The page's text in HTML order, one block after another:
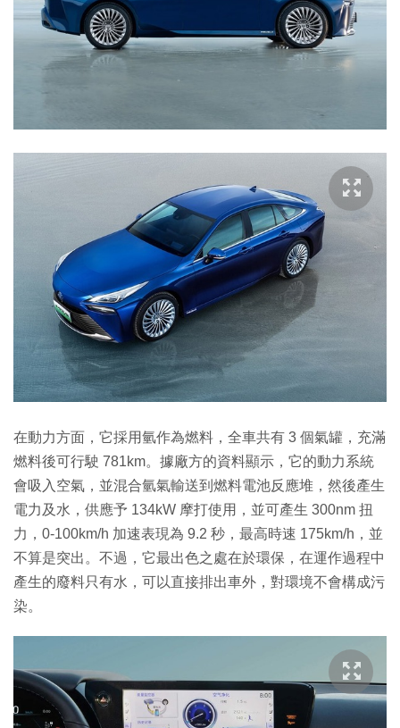
在動力方面，它採用氫作為燃料，全車共有 3 個氣罐，充滿
燃料後可行駛 781km。據廠方的資料顯示，它的動力系統
會吸入空氣，並混合氫氣輸送到燃料電池反應堆，然後產生
電力及水，供應予 134kW 摩打使用，並可產生 300nm 扭
力，0-100km/h 加速表現為 9.2 秒，最高時速 175km/h，並
不算是突出。不過，它最出色之處在於環保，在運作過程中
產生的廢料只有水，可以直接排出車外，對環境不會構成污
染。